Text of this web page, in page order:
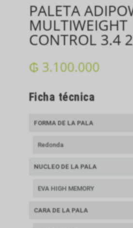
PALETA
MULTIWEIGHT
CONTROL 3.4
₲ 3.100.000
Ficha técnica
FORMA DE LA PALA
Redonda
NUCLEO DE LA PALA
EVA HIGH MEMORY
CARA DE LA PALA